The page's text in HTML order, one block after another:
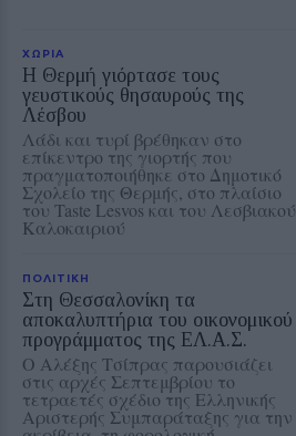
ΧΩΡΙΑ
Η Θερμή γιόρτασε τους
γευστικούς θησαυρούς της
Λέσβου
Λάδι και τυρί βρέθηκαν στο
επίκεντρο της γιορτής που
πραγματοποιήθηκε στο Δημοτικό
Σχολείο της Θερμής, στο πλαίσιο
του Taste Lesvos και του Λεσβιακού
Καλοκαιριού
ΠΟΛΙΤΙΚΗ
Στη Θεσσαλονίκη τα
αποκαλυπτήρια του οικονομικού
προγράμματος της ΕΛ.Α.Σ.
Ο Αλέξης Τσίπρας παρουσιάζει
στις αρχές Σεπτεμβρίου το
τετραετές σχέδιο της Ελληνικής
Αριστερής Συμπαράταξης για την